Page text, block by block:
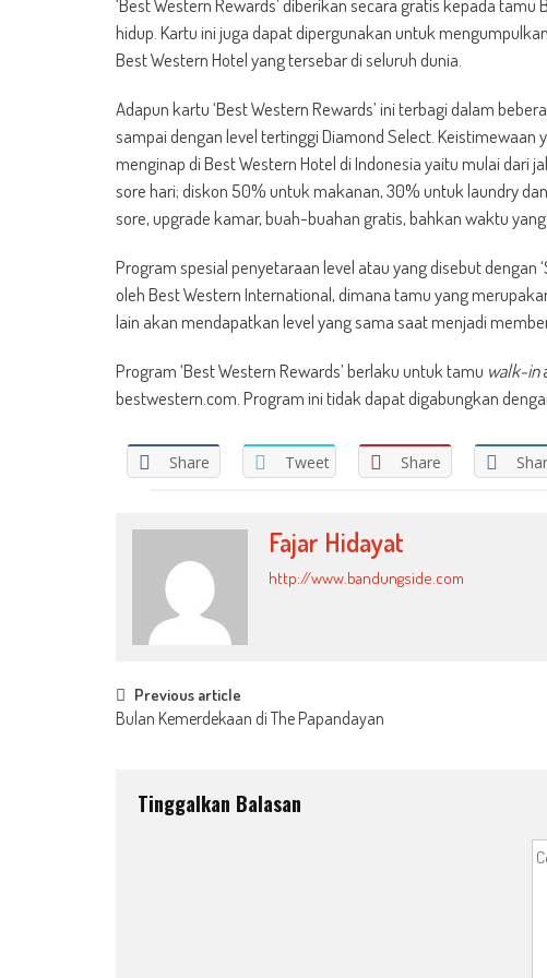
‘Best Western Rewards’ diberikan secara gratis kepada
hidup. Kartu ini juga dapat dipergunakan untuk
Best Western Hotel yang tersebar di seluruh dunia.
Adapun kartu ‘Best Western Rewards’ ini terbagi dalam
sampai dengan level tertinggi Diamond Select.
menginap di Best Western Hotel di Indonesia yaitu mulai dari
sore hari; diskon 50% untuk makanan, 30% untuk laundry
sore, upgrade kamar, buah-buahan gratis, bahkan waktu
Program spesial penyetaraan level atau yang disebut dengan
oleh Best Western International, dimana tamu yang
lain akan mendapatkan level yang sama saat menjadi member
Program ‘Best Western Rewards’ berlaku untuk tamu walk-in
bestwestern.com. Program ini tidak dapat digabungkan
Share Tweet Share
Fajar Hidayat
http://www.bandungside.com
Post
Previous article
Bulan Kemerdekaan di The Papandayan
Tinggalkan Balasan